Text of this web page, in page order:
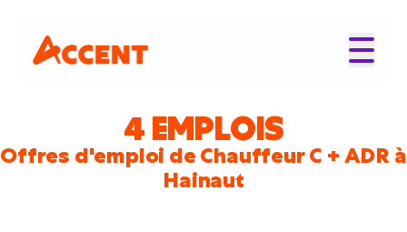
4 EMPLOIS
Offres d'emploi de Chauffeur C + ADR à
Hainaut